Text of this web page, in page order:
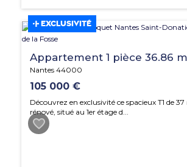
EXCLUSIVITÉ
Appartement 1 pièce 36.86
Nantes 44000
105 000 €
Découvrez en exclusivité ce spacieux T1 de
rénové, situé au 1er étage d...